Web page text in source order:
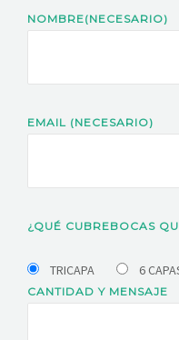
NOMBRE(NECESARIO)
EMAIL (NECESARIO)
¿QUÉ CUBREBOCAS
TRICAPA 6
CANTIDAD Y MENSAJE